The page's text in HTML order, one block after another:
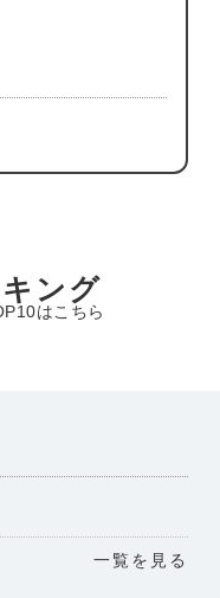
ング
はこちら
一覧を見る